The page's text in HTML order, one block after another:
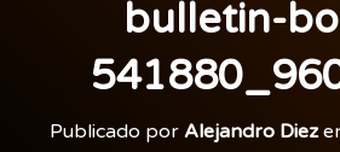
bulletin-
Publicado por Alejandro Diez